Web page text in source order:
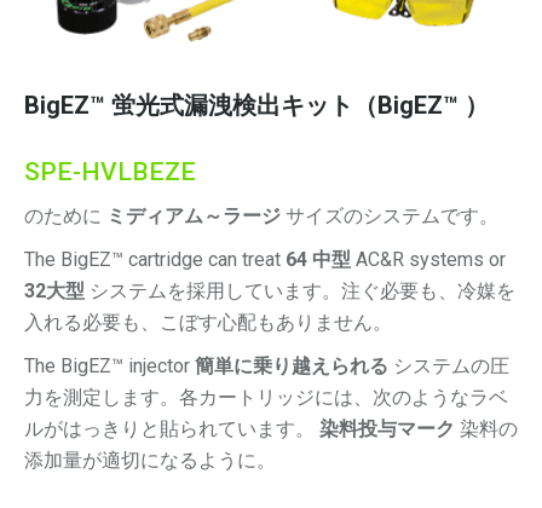
BigEZ™ 蛍光式漏洩検出キット（BigEZ™ ）
SPE-HVLBEZE
のために ミディアム～ラージ サイズのシステムです。
The BigEZ™ cartridge can treat 64 中型 AC&R systems or
32大型 システムを採用しています。注ぐ必要も、冷媒を
入れる必要も、こぼす心配もありません。
The BigEZ™ injector 簡単に乗り越えられる システムの圧
力を測定します。各カートリッジには、次のようなラベ
ルがはっきりと貼られています。 染料投与マーク 染料の
添加量が適切になるように。